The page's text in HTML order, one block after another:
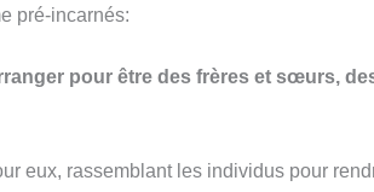
pré-incarnés:
pour être des frères et sœurs,
eux, rassemblant les individus pour